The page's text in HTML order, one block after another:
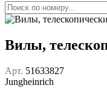
Вилы,
Арт. 51633827
Jungheinrich